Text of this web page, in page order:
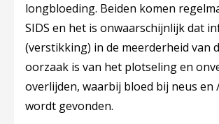
longbloeding. Beiden komen
SIDS en het is onwaarschijnlijk dat
(verstikking) in de meerderheid van
oorzaak is van het plotseling en
overlijden, waarbij bloed bij neus en
wordt gevonden.